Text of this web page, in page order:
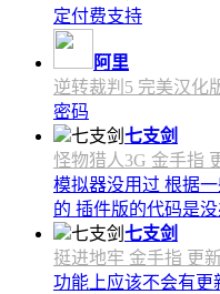
定付费支持
阿里
逆转裁判5 完美汉化
密码
七支剑
怪物猎人3G 金手指
模拟器没用过 根据
的 插件版的代码是
七支剑
挺进地牢 金手指 更
功能上应该不会有更